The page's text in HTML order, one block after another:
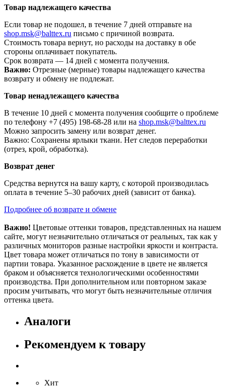
Товар надлежащего качества
Если товар не подошел, в течение 7 дней отправьте на
shop.msk@balttex.ru письмо с причиной возврата.
Стоимость товара вернут, но расходы на доставку в обе
стороны оплачивает покупатель.
Срок возврата — 14 дней с момента получения.
Важно: Отрезные (мерные) товары надлежащего качества
возврату и обмену не подлежат.
Товар ненадлежащего качества
В течение 10 дней с момента получения сообщите о проблеме
по телефону +7 (495) 198-68-28 или на shop.msk@balttex.ru
Можно запросить замену или возврат денег.
Важно: Сохранены ярлыки ткани. Нет следов переработки
(отрез, крой, обработка).
Возврат денег
Средства вернутся на вашу карту, с которой производилась
оплата в течение 5–30 рабочих дней (зависит от банка).
Подробнее об возврате и обмене
Важно! Цветовые оттенки товаров, представленных на нашем
сайте, могут незначительно отличаться от реальных, так как у
различных мониторов разные настройки яркости и контраста.
Цвет товара может отличаться по тону в зависимости от
партии товара. Указанное расхождение в цвете не является
браком и объясняется технологическими особенностями
производства. При дополнительном или повторном заказе
просим учитывать, что могут быть незначительные отличия
оттенка цвета.
Аналоги
Рекомендуем к товару
Хит